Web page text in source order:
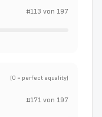
#113 von 197
(0 = perfect equality)
#171 von 197